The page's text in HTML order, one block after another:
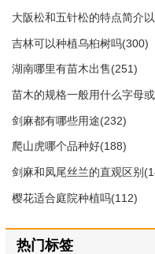
大阪松和五针松的特点简介
吉林可以种植乌桕树吗(300)
湖南哪里有苗木出售(251)
苗木的规格一般用什么字母
剑麻都有哪些用途(232)
爬山虎哪个品种好(188)
剑麻和凤尾丝兰的直观区别
樱花适合庭院种植吗(112)
热门标签